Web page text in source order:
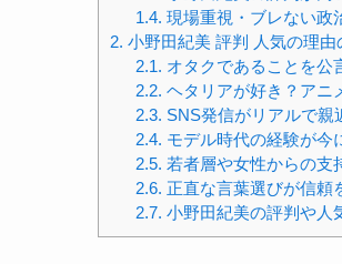
1.4. 現場重視・ブレない政
2. 小野田紀美 評判 人気の理由
2.1. オタクであることを公
2.2. ヘタリアが好き？アニ
2.3. SNS発信がリアルで親
2.4. モデル時代の経験が今
2.5. 若者層や女性からの支
2.6. 正直な言葉選びが信頼
2.7. 小野田紀美の評判や